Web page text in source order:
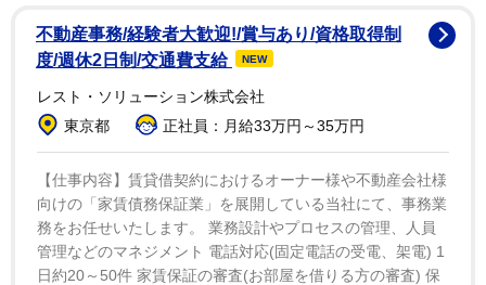
不動産事務/経験者大歓迎!/賞与あり/資格取得制
度/週休2日制/交通費支給
NEW
レスト・ソリューション株式会社
東京都
正社員：月給33万円～35万円
【仕事内容】賃貸借契約におけるオーナー様や不動産会社様
向けの「家賃債務保証業」を展開している当社にて、事務業
務をお任せいたします。 業務設計やプロセスの管理、人員
管理などのマネジメント 電話対応(固定電話の受電、架電) 1
日約20～50件 家賃保証の審査(お部屋を借りる方の審査) 保